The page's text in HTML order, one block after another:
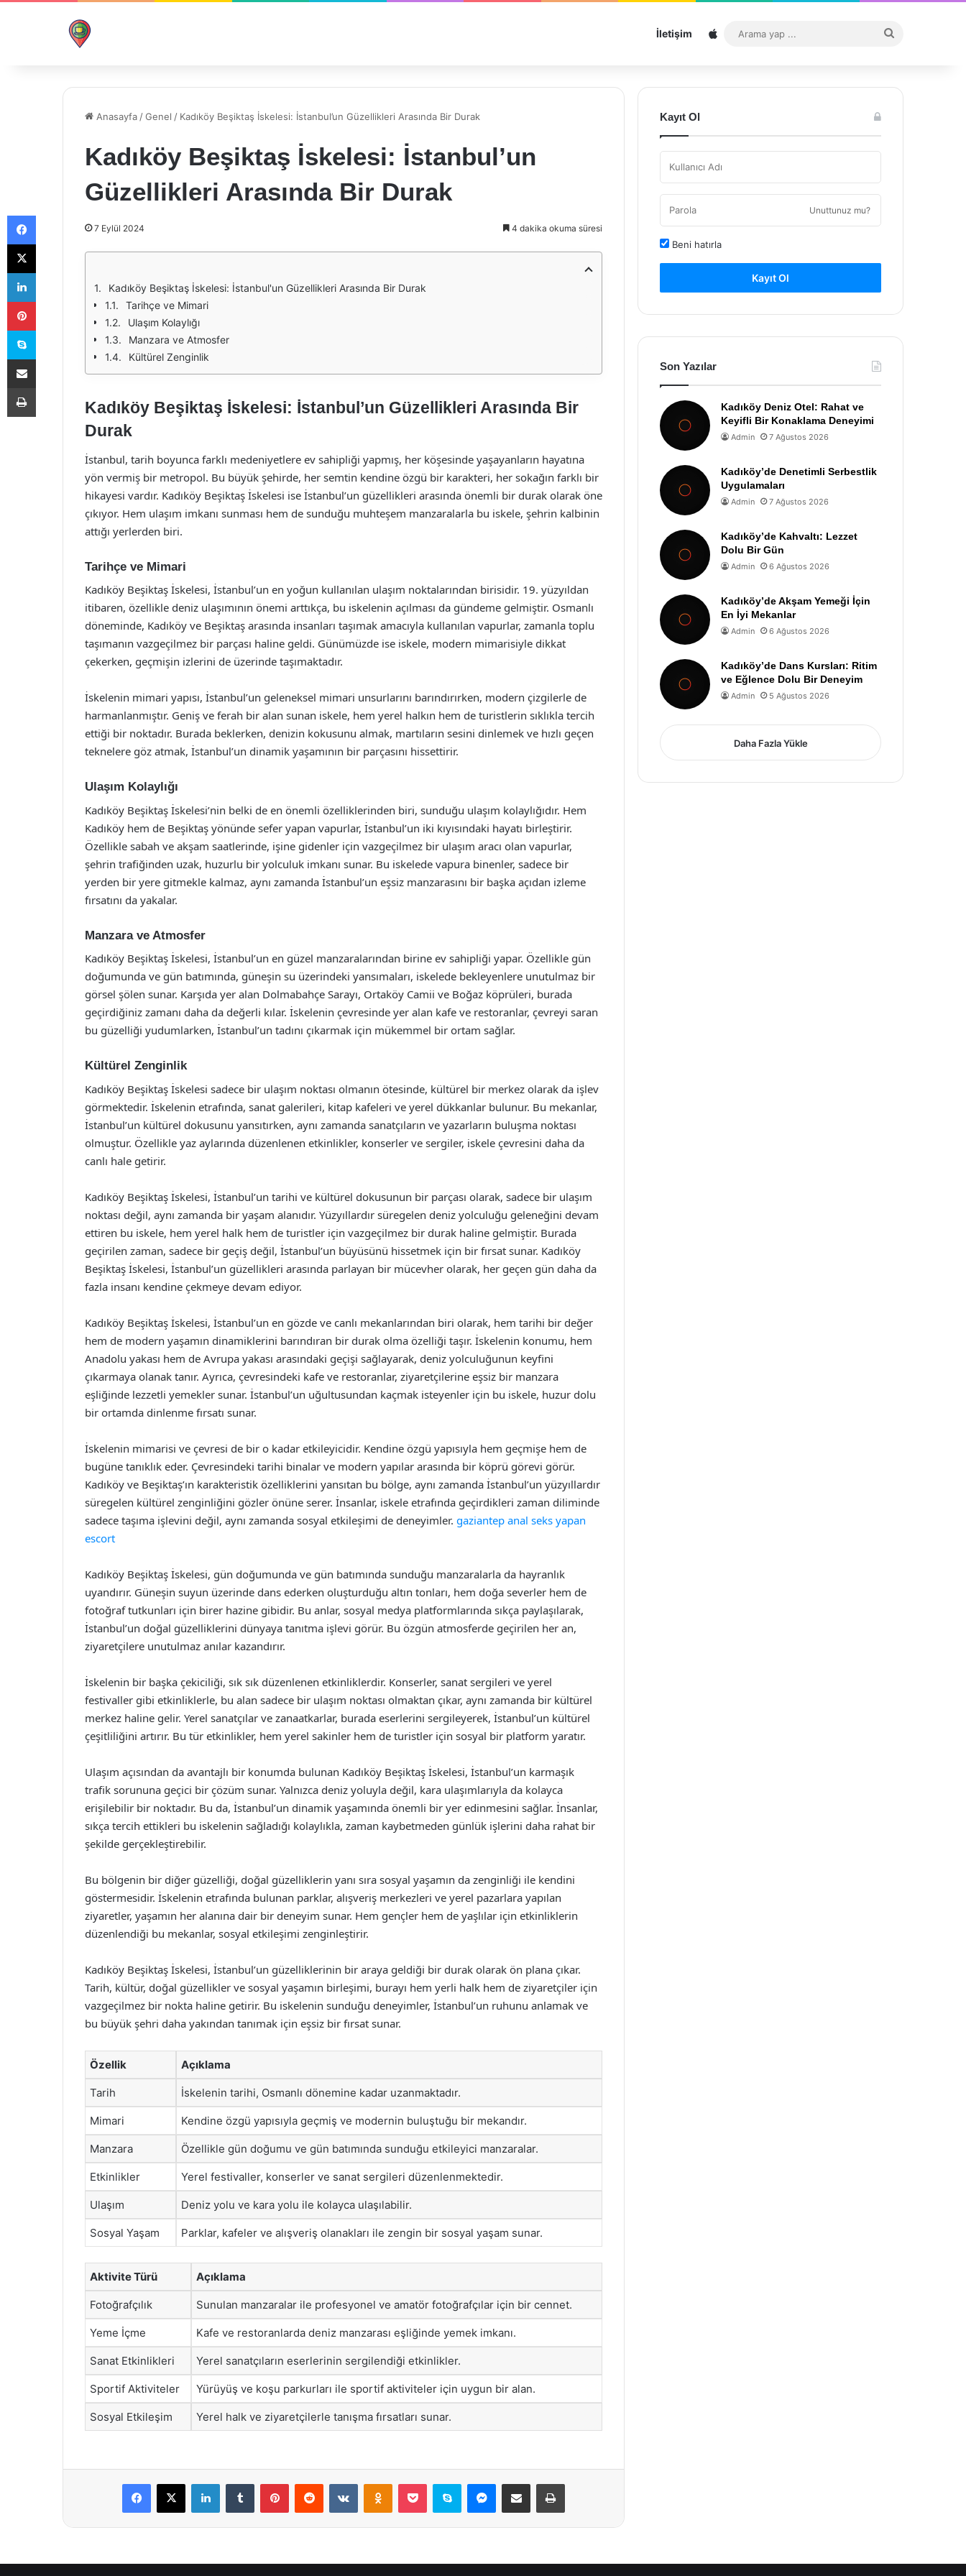
İletişim Sitemap
...
Anasayfa /Genel / Kadıköy Beşiktaş İskelesi: İstanbul’un Güzellikleri Arasında Bir Durak
Kadıköy Beşiktaş İskelesi: İstanbul’un
Güzellikleri Arasında Bir Durak
7 Eylül 2024 4 dakika okuma süresi
Kadıköy Beşiktaş İskelesi: İstanbul'un Güzellikleri Arasında Bir Durak
Tarihçe ve Mimari
Ulaşım Kolaylığı
Manzara ve Atmosfer
Kültürel Zenginlik
Kadıköy Beşiktaş İskelesi: İstanbul’un Güzellikleri Arasında Bir
Durak
İstanbul, tarih boyunca farklı medeniyetlere ev sahipliği yapmış, her köşesinde yaşayanların hayatına
yön vermiş bir metropol. Bu büyük şehirde, her semtin kendine özgü bir karakteri, her sokağın farklı bir
hikayesi vardır. Kadıköy Beşiktaş İskelesi ise İstanbul’un güzellikleri arasında önemli bir durak olarak öne
çıkıyor. Hem ulaşım imkanı sunması hem de sunduğu muhteşem manzaralarla bu iskele, şehrin kalbinin
attığı yerlerden biri.
Tarihçe ve Mimari
Kadıköy Beşiktaş İskelesi, İstanbul’un en yoğun kullanılan ulaşım noktalarından birisidir. 19. yüzyıldan
itibaren, özellikle deniz ulaşımının önemi arttıkça, bu iskelenin açılması da gündeme gelmiştir. Osmanlı
döneminde, Kadıköy ve Beşiktaş arasında insanları taşımak amacıyla kullanılan vapurlar, zamanla toplu
taşımanın vazgeçilmez bir parçası haline geldi. Günümüzde ise iskele, modern mimarisiyle dikkat
çekerken, geçmişin izlerini de üzerinde taşımaktadır.
İskelenin mimari yapısı, İstanbul’un geleneksel mimari unsurlarını barındırırken, modern çizgilerle de
harmanlanmıştır. Geniş ve ferah bir alan sunan iskele, hem yerel halkın hem de turistlerin sıklıkla tercih
ettiği bir noktadır. Burada beklerken, denizin kokusunu almak, martıların sesini dinlemek ve hızlı geçen
teknelere göz atmak, İstanbul’un dinamik yaşamının bir parçasını hissettirir.
Ulaşım Kolaylığı
Kadıköy Beşiktaş İskelesi’nin belki de en önemli özelliklerinden biri, sunduğu ulaşım kolaylığıdır. Hem
Kadıköy hem de Beşiktaş yönünde sefer yapan vapurlar, İstanbul’un iki kıyısındaki hayatı birleştirir.
Özellikle sabah ve akşam saatlerinde, işine gidenler için vazgeçilmez bir ulaşım aracı olan vapurlar,
şehrin trafiğinden uzak, huzurlu bir yolculuk imkanı sunar. Bu iskelede vapura binenler, sadece bir
yerden bir yere gitmekle kalmaz, aynı zamanda İstanbul’un eşsiz manzarasını bir başka açıdan izleme
fırsatını da yakalar.
Manzara ve Atmosfer
Kadıköy Beşiktaş İskelesi, İstanbul’un en güzel manzaralarından birine ev sahipliği yapar. Özellikle gün
doğumunda ve gün batımında, güneşin su üzerindeki yansımaları, iskelede bekleyenlere unutulmaz bir
görsel şölen sunar. Karşıda yer alan Dolmabahçe Sarayı, Ortaköy Camii ve Boğaz köprüleri, burada
geçirdiğiniz zamanı daha da değerli kılar. İskelenin çevresinde yer alan kafe ve restoranlar, çevreyi saran
bu güzelliği yudumlarken, İstanbul’un tadını çıkarmak için mükemmel bir ortam sağlar.
Kültürel Zenginlik
Kadıköy Beşiktaş İskelesi sadece bir ulaşım noktası olmanın ötesinde, kültürel bir merkez olarak da işlev
görmektedir. İskelenin etrafında, sanat galerileri, kitap kafeleri ve yerel dükkanlar bulunur. Bu mekanlar,
İstanbul’un kültürel dokusunu yansıtırken, aynı zamanda sanatçıların ve yazarların buluşma noktası
olmuştur. Özellikle yaz aylarında düzenlenen etkinlikler, konserler ve sergiler, iskele çevresini daha da
canlı hale getirir.
Kadıköy Beşiktaş İskelesi, İstanbul’un tarihi ve kültürel dokusunun bir parçası olarak, sadece bir ulaşım
noktası değil, aynı zamanda bir yaşam alanıdır. Yüzyıllardır süregelen deniz yolculuğu geleneğini devam
ettiren bu iskele, hem yerel halk hem de turistler için vazgeçilmez bir durak haline gelmiştir. Burada
geçirilen zaman, sadece bir geçiş değil, İstanbul’un büyüsünü hissetmek için bir fırsat sunar. Kadıköy
Beşiktaş İskelesi, İstanbul’un güzellikleri arasında parlayan bir mücevher olarak, her geçen gün daha da
fazla insanı kendine çekmeye devam ediyor.
Kadıköy Beşiktaş İskelesi, İstanbul’un en gözde ve canlı mekanlarından biri olarak, hem tarihi bir değer
hem de modern yaşamın dinamiklerini barındıran bir durak olma özelliği taşır. İskelenin konumu, hem
Anadolu yakası hem de Avrupa yakası arasındaki geçişi sağlayarak, deniz yolculuğunun keyfini
çıkarmaya olanak tanır. Ayrıca, çevresindeki kafe ve restoranlar, ziyaretçilerine eşsiz bir manzara
eşliğinde lezzetli yemekler sunar. İstanbul’un uğultusundan kaçmak isteyenler için bu iskele, huzur dolu
bir ortamda dinlenme fırsatı sunar.
İskelenin mimarisi ve çevresi de bir o kadar etkileyicidir. Kendine özgü yapısıyla hem geçmişe hem de
bugüne tanıklık eder. Çevresindeki tarihi binalar ve modern yapılar arasında bir köprü görevi görür.
Kadıköy ve Beşiktaş’ın karakteristik özelliklerini yansıtan bu bölge, aynı zamanda İstanbul’un yüzyıllardır
süregelen kültürel zenginliğini gözler önüne serer. İnsanlar, iskele etrafında geçirdikleri zaman diliminde
sadece taşıma işlevini değil, aynı zamanda sosyal etkileşimi de deneyimler. gaziantep anal seks yapan
escort
Kadıköy Beşiktaş İskelesi, gün doğumunda ve gün batımında sunduğu manzaralarla da hayranlık
uyandırır. Güneşin suyun üzerinde dans ederken oluşturduğu altın tonları, hem doğa severler hem de
fotoğraf tutkunları için birer hazine gibidir. Bu anlar, sosyal medya platformlarında sıkça paylaşılarak,
İstanbul’un doğal güzelliklerini dünyaya tanıtma işlevi görür. Bu özgün atmosferde geçirilen her an,
ziyaretçilere unutulmaz anılar kazandırır.
İskelenin bir başka çekiciliği, sık sık düzenlenen etkinliklerdir. Konserler, sanat sergileri ve yerel
festivaller gibi etkinliklerle, bu alan sadece bir ulaşım noktası olmaktan çıkar, aynı zamanda bir kültürel
merkez haline gelir. Yerel sanatçılar ve zanaatkarlar, burada eserlerini sergileyerek, İstanbul’un kültürel
çeşitliliğini artırır. Bu tür etkinlikler, hem yerel sakinler hem de turistler için sosyal bir platform yaratır.
Ulaşım açısından da avantajlı bir konumda bulunan Kadıköy Beşiktaş İskelesi, İstanbul’un karmaşık
trafik sorununa geçici bir çözüm sunar. Yalnızca deniz yoluyla değil, kara ulaşımlarıyla da kolayca
erişilebilir bir noktadır. Bu da, İstanbul’un dinamik yaşamında önemli bir yer edinmesini sağlar. İnsanlar,
sıkça tercih ettikleri bu iskelenin sağladığı kolaylıkla, zaman kaybetmeden günlük işlerini daha rahat bir
şekilde gerçekleştirebilir.
Bu bölgenin bir diğer güzelliği, doğal güzelliklerin yanı sıra sosyal yaşamın da zenginliği ile kendini
göstermesidir. İskelenin etrafında bulunan parklar, alışveriş merkezleri ve yerel pazarlara yapılan
ziyaretler, yaşamın her alanına dair bir deneyim sunar. Hem gençler hem de yaşlılar için etkinliklerin
düzenlendiği bu mekanlar, sosyal etkileşimi zenginleştirir.
Kadıköy Beşiktaş İskelesi, İstanbul’un güzelliklerinin bir araya geldiği bir durak olarak ön plana çıkar.
Tarih, kültür, doğal güzellikler ve sosyal yaşamın birleşimi, burayı hem yerli halk hem de ziyaretçiler için
vazgeçilmez bir nokta haline getirir. Bu iskelenin sunduğu deneyimler, İstanbul’un ruhunu anlamak ve
bu büyük şehri daha yakından tanımak için eşsiz bir fırsat sunar.
Özellik Açıklama
Tarih İskelenin tarihi, Osmanlı dönemine kadar uzanmaktadır.
Mimari Kendine özgü yapısıyla geçmiş ve modernin buluştuğu bir mekandır.
Manzara Özellikle gün doğumu ve gün batımında sunduğu etkileyici manzaralar.
Etkinlikler Yerel festivaller, konserler ve sanat sergileri düzenlenmektedir.
Ulaşım Deniz yolu ve kara yolu ile kolayca ulaşılabilir.
Sosyal Yaşam Parklar, kafeler ve alışveriş olanakları ile zengin bir sosyal yaşam sunar.
Aktivite Türü Açıklama
Fotoğrafçılık Sunulan manzaralar ile profesyonel ve amatör fotoğrafçılar için bir cennet.
Yeme İçme Kafe ve restoranlarda deniz manzarası eşliğinde yemek imkanı.
Sanat Etkinlikleri Yerel sanatçıların eserlerinin sergilendiği etkinlikler.
Sportif Aktiviteler Yürüyüş ve koşu parkurları ile sportif aktiviteler için uygun bir alan.
Sosyal Etkileşim Yerel halk ve ziyaretçilerle tanışma fırsatları sunar.
Facebook
X LinkedInTumblr PinterestReddit VKontakteOdnoklassniki
Pocket Skype Messenger
E-Posta ile paylaş Yazdır
Kayıt Ol
Unuttunuz mu?
Beni hatırla
Kayıt Ol
Son Yazılar
Kadıköy Deniz Otel: Rahat ve
Keyifli Bir Konaklama Deneyimi
Admin 7 Ağustos 2026
Kadıköy’de Denetimli Serbestlik
Uygulamaları
Admin 7 Ağustos 2026
Kadıköy’de Kahvaltı: Lezzet
Dolu Bir Gün
Admin 6 Ağustos 2026
Kadıköy’de Akşam Yemeği İçin
En İyi Mekanlar
Admin 6 Ağustos 2026
Kadıköy’de Dans Kursları: Ritim
ve Eğlence Dolu Bir Deneyim
Admin 5 Ağustos 2026
Daha Fazla Yükle
Facebook
X
LinkedIn
Pinterest
Skype
E-Posta ile paylaş